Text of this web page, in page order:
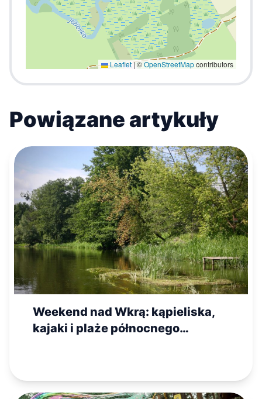
Leaflet|©OpenStreetMapcontributors
Powiązane artykuły
Weekend nad Wkrą: kąpieliska,
kajaki i plaże północnego